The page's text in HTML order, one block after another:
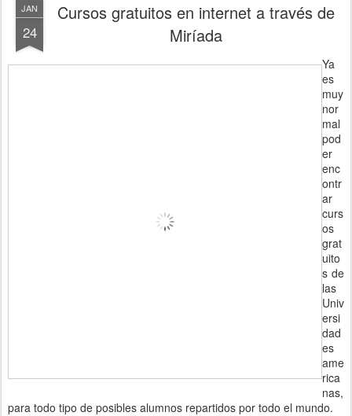
JAN
24
Cursos gratuitos en internet a través de
Miríada
Ya
es
muy
nor
mal
pod
er
enc
ontr
ar
curs
os
grat
uito
s de
las
Univ
ersi
dad
es
ame
rica
nas,
para todo tipo de posibles alumnos repartidos por todo el mundo.